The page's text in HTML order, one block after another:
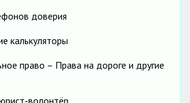
доверия
калькуляторы
право – Права на дороге и другие